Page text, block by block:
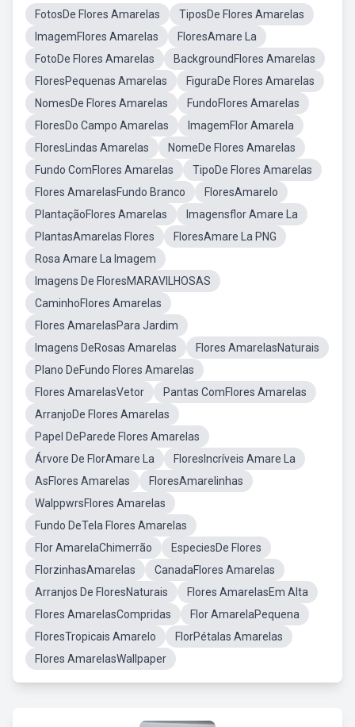
FotosDe Flores Amarelas
TiposDe Flores Amarelas
ImagemFlores Amarelas
FloresAmare La
FotoDe Flores Amarelas
BackgroundFlores Amarelas
FloresPequenas Amarelas
FiguraDe Flores Amarelas
NomesDe Flores Amarelas
FundoFlores Amarelas
FloresDo Campo Amarelas
ImagemFlor Amarela
FloresLindas Amarelas
NomeDe Flores Amarelas
Fundo ComFlores Amarelas
TipoDe Flores Amarelas
Flores AmarelasFundo Branco
FloresAmarelo
PlantaçãoFlores Amarelas
Imagensflor Amare La
PlantasAmarelas Flores
FloresAmare La PNG
Rosa Amare La Imagem
Imagens De FloresMARAVILHOSAS
CaminhoFlores Amarelas
Flores AmarelasPara Jardim
Imagens DeRosas Amarelas
Flores AmarelasNaturais
Plano DeFundo Flores Amarelas
Flores AmarelasVetor
Pantas ComFlores Amarelas
ArranjoDe Flores Amarelas
Papel DeParede Flores Amarelas
Árvore De FlorAmare La
FloresIncríveis Amare La
AsFlores Amarelas
FloresAmarelinhas
WalppwrsFlores Amarelas
Fundo DeTela Flores Amarelas
Flor AmarelaChimerrão
EspeciesDe Flores
FlorzinhasAmarelas
CanadaFlores Amarelas
Arranjos De FloresNaturais
Flores AmarelasEm Alta
Flores AmarelasCompridas
Flor AmarelaPequena
FloresTropicais Amarelo
FlorPétalas Amarelas
Flores AmarelasWallpaper